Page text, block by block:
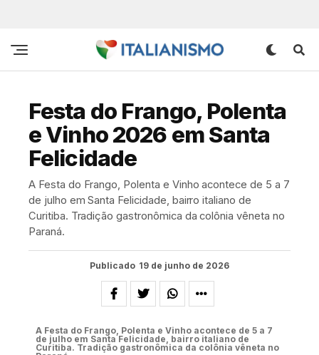
Festa do Frango, Polenta
e Vinho 2026 em Santa
Felicidade
A Festa do Frango, Polenta e Vinho acontece de 5 a 7
de julho em Santa Felicidade, bairro italiano de
Curitiba. Tradição gastronômica da colônia vêneta no
Paraná.
Publicado 19 de junho de 2026
A Festa do Frango, Polenta e Vinho acontece de 5 a 7
de julho em Santa Felicidade, bairro italiano de
Curitiba. Tradição gastronômica da colônia vêneta no